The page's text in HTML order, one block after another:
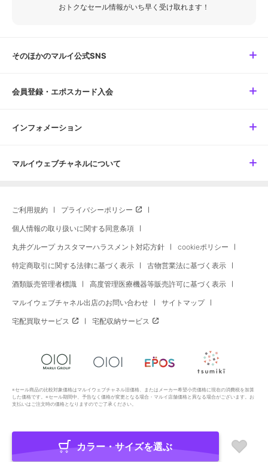
おトクなセール情報がいち早く受け取れます！
そのほかのマルイ公式SNS
会員登録・エポスカード入会
インフォメーション
マルイウェブチャネルについて
ご利用規約 プライバシーポリシー
個人情報の取り扱いに関する同意条項
丸井グループ カスタマーハラスメント対応方針 cookieポリシー
特定商取引に関する法律に基づく表示 古物営業法に基づく表示
酒類販売管理者標識 高度管理医療機器等販売許可に基づく表示
マルイウェブチャネル出店のお問い合わせ サイトマップ
宅配買取サービス 宅配収納サービス
※セール商品の比較対象価格はマルイウェブチャネル旧価格、またはメーカー希望小売価格に現在の消費税を加算
した価格です。※セール期間中、予告なく価格が変更となる場合・マルイ店舗価格と異なる場合がございます。お
支払いはご注文時の価格となりますのでご了承ください。
Copyright All Rights Reserved. MARUI Co., Ltd
カラー・サイズを選ぶ